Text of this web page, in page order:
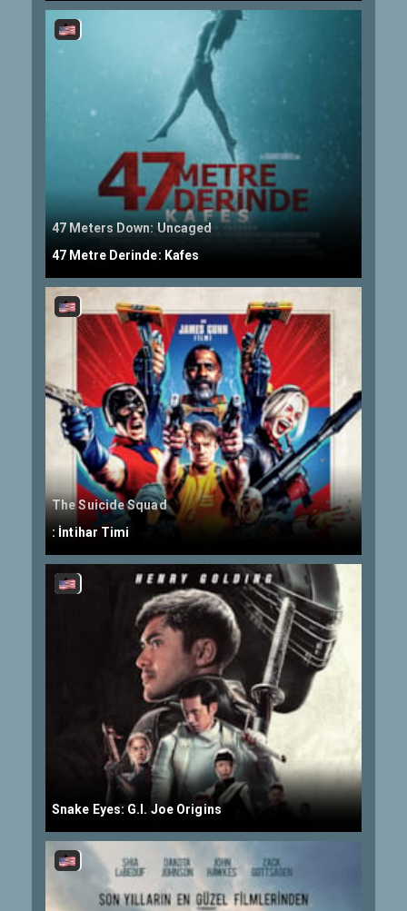
47 Meters Down: Uncaged
47 Metre Derinde: Kafes
The Suicide Squad
: İntihar Timi
Snake Eyes: G.I. Joe Origins